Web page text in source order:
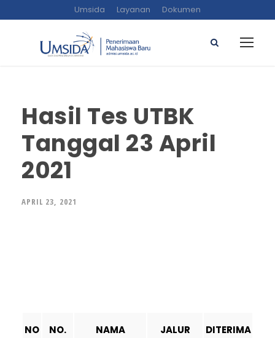
Umsida Layanan Dokumen
Hasil Tes UTBK
Tanggal 23 April
2021
APRIL 23, 2021
NO
NO.
NAMA
JALUR
DITERIMA